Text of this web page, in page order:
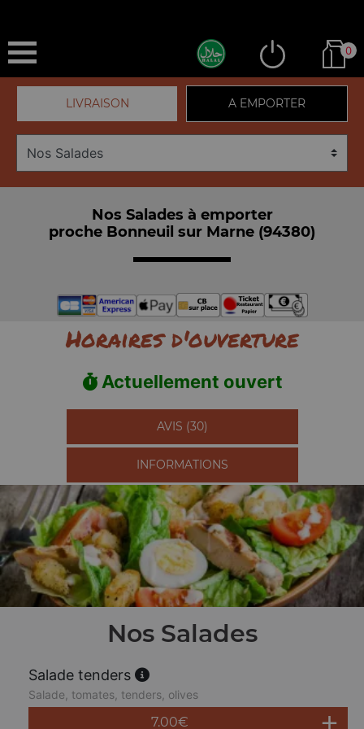
0
LIVRAISON A EMPORTER
Nos Salades à emporter
proche Bonneuil sur Marne (94380)
Horaires d'ouverture
Actuellement ouvert
AVIS (30)
INFORMATIONS
Nos Salades
Salade tenders
Salade, tomates, tenders, olives
7.00€